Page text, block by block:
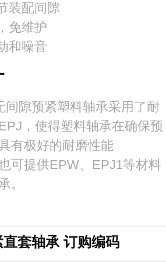
装配间隙
免维护
和噪音
间隙预紧塑料轴承采用了耐
，使得塑料轴承在确保预
有极好的耐磨性能
可提供EPW、EPJ1等材料
。
套轴承 订购编码